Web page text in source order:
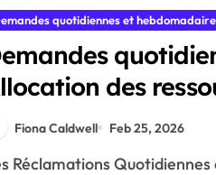
quotidiennes et
des
des demandes,
Fiona Caldwell Feb 25, 2026